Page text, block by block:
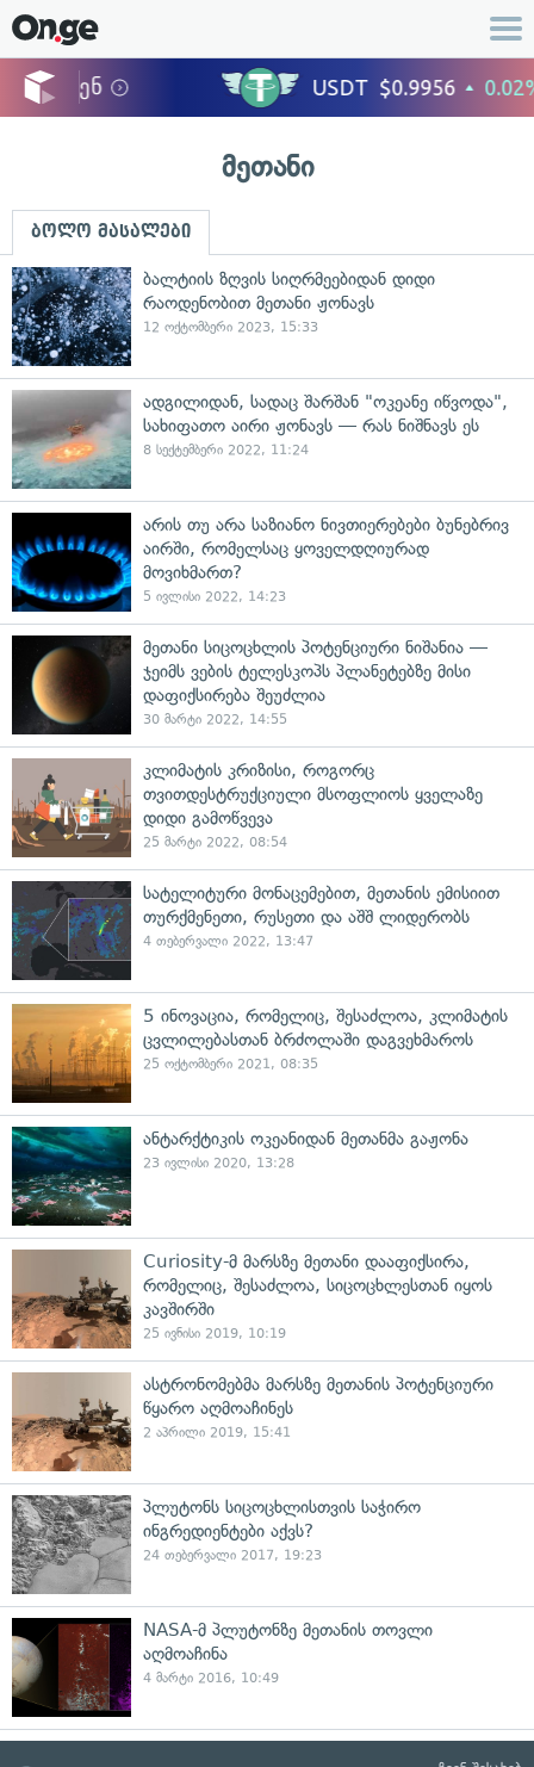
მეთანი
ბოლო მასალები
ბალტიის ზღვის სიღრმეებიდან დიდი
რაოდენობით მეთანი ჟონავს
12 ოქტომბერი 2023, 15:33
ადგილიდან, სადაც შარშან "ოკეანე იწვოდა",
სახიფათო აირი ჟონავს — რას ნიშნავს ეს
8 სექტემბერი 2022, 11:24
არის თუ არა საზიანო ნივთიერებები ბუნებრივ
აირში, რომელსაც ყოველდღიურად
მოვიხმართ?
5 ივლისი 2022, 14:23
მეთანი სიცოცხლის პოტენციური ნიშანია —
ჯეიმს ვების ტელესკოპს პლანეტებზე მისი
დაფიქსირება შეუძლია
30 მარტი 2022, 14:55
კლიმატის კრიზისი, როგორც
თვითდესტრუქციული მსოფლიოს ყველაზე
დიდი გამოწვევა
25 მარტი 2022, 08:54
სატელიტური მონაცემებით, მეთანის ემისიით
თურქმენეთი, რუსეთი და აშშ ლიდერობს
4 თებერვალი 2022, 13:47
5 ინოვაცია, რომელიც, შესაძლოა, კლიმატის
ცვლილებასთან ბრძოლაში დაგვეხმაროს
25 ოქტომბერი 2021, 08:35
ანტარქტიკის ოკეანიდან მეთანმა გაჟონა
23 ივლისი 2020, 13:28
Curiosity-მ მარსზე მეთანი დააფიქსირა,
რომელიც, შესაძლოა, სიცოცხლესთან იყოს
კავშირში
25 ივნისი 2019, 10:19
ასტრონომებმა მარსზე მეთანის პოტენციური
წყარო აღმოაჩინეს
2 აპრილი 2019, 15:41
პლუტონს სიცოცხლისთვის საჭირო
ინგრედიენტები აქვს?
24 თებერვალი 2017, 19:23
NASA-მ პლუტონზე მეთანის თოვლი
აღმოაჩინა
4 მარტი 2016, 10:49